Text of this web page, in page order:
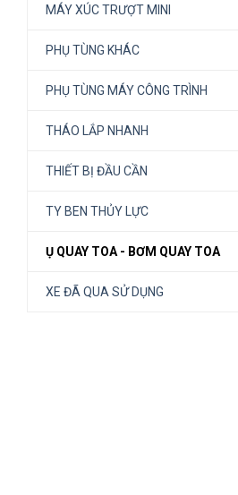
MÁY XÚC TRƯỢT MINI
PHỤ TÙNG KHÁC
PHỤ TÙNG MÁY CÔNG TRÌNH
THÁO LẮP NHANH
THIẾT BỊ ĐẦU CẦN
TY BEN THỦY LỰC
Ụ QUAY TOA - BƠM QUAY TOA
XE ĐÃ QUA SỬ DỤNG